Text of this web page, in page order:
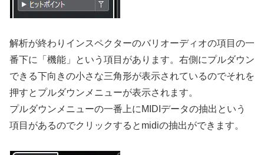
解析が終わりインスペクターのバリオーディオの項目の一
番下に「機能」という項目があります。右側にプルダウン
できる下向きの小さな三角形が表示されているのでそれを
押すとプルダウンメニューが表示されます。
プルダウンメニューの一番上にMIDIデータの抽出という
項目があるのでクリックするとmidiの抽出ができます。